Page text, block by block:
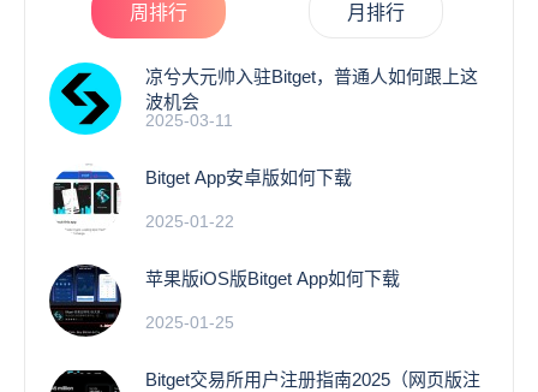
周排行 月排行
凉兮大元帅入驻Bitget，普通人如何跟上这
波机会
2025-03-11
Bitget App安卓版如何下载
2025-01-22
苹果版iOS版Bitget App如何下载
2025-01-25
Bitget交易所用户注册指南2025（网页版注